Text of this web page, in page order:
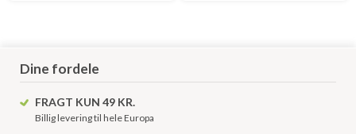
Dine fordele
FRAGT KUN 49 KR.
Billig levering til hele Europa